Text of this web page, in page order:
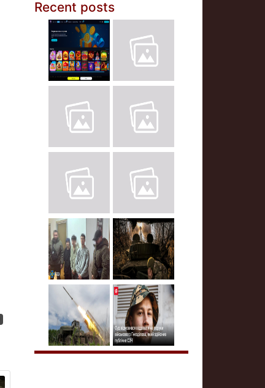
Recent posts